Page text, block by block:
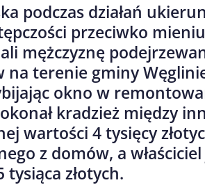
podczas działań
przeciwko
mężczyznę
na terenie gminy
okno w
kradzież między
wartości 4 tysięcy
z domów, a
tysiąca złotych.